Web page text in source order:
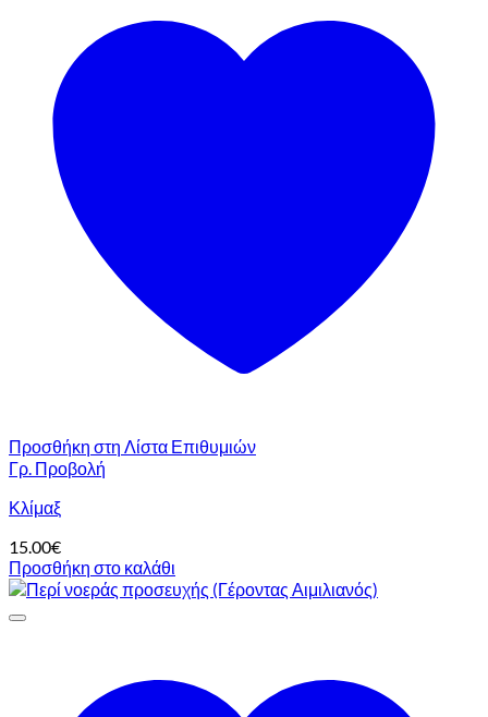
Προσθήκη στη Λίστα Επιθυμιών
Γρ. Προβολή
Κλίμαξ
15.00€
Προσθήκη στο καλάθι